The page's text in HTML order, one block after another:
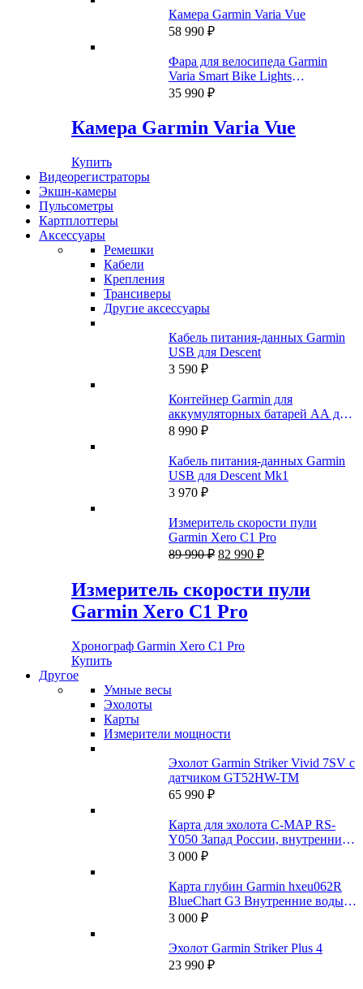
Камера Garmin Varia Vue
58 990 ₽
Фара для велосипеда Garmin
Varia Smart Bike Lights
HL500+TL300
35 990 ₽
Камера Garmin Varia Vue
Купить
Видеорегистраторы
Экшн-камеры
Пульсометры
Картплоттеры
Аксессуары
Ремешки
Кабели
Крепления
Трансиверы
Другие аксессуары
Кабель питания-данных Garmin
USB для Descent
3 590 ₽
Контейнер Garmin для
аккумуляторных батарей AA для
Montana 700, 750
8 990 ₽
Кабель питания-данных Garmin
USB для Descent Mk1
3 970 ₽
Измеритель скорости пули
Garmin Xero C1 Pro
89 990₽ Первоначальная
89
990 ₽.
82 990 ₽Текущая
990 ₽.
Измеритель скорости пули
Garmin Xero C1 Pro
Хронограф Garmin Xero C1 Pro
Купить
Другое
Умные весы
Эхолоты
Карты
Измерители мощности
Эхолот Garmin Striker Vivid 7SV с
датчиком GT52HW-TM
65 990 ₽
Карта для эхолота C-MAP RS-
Y050 Запад России, внутренние
пути
3 000 ₽
Карта глубин Garmin hxeu062R
BlueChart G3 Внутренние воды
России
3 000 ₽
Эхолот Garmin Striker Plus 4
23 990 ₽